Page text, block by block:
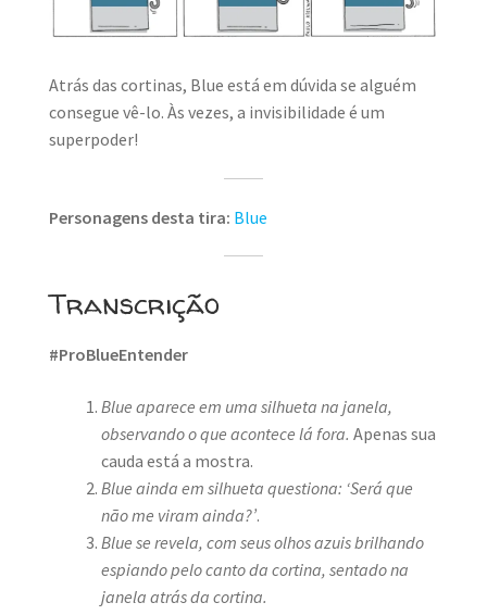
MINHA CONTA
CARRINHO
Search
for:
Atrás das cortinas, Blue está em dúvida se alguém
consegue vê-lo. Às vezes, a invisibilidade é um
superpoder!
Personagens desta tira: Blue
Transcrição
#ProBlueEntender
Blue aparece em uma silhueta na janela,
observando o que acontece lá fora. Apenas sua
cauda está a mostra.
Blue ainda em silhueta questiona: ‘Será que
não me viram ainda?’.
Blue se revela, com seus olhos azuis brilhando
espiando pelo canto da cortina, sentado na
janela atrás da cortina.